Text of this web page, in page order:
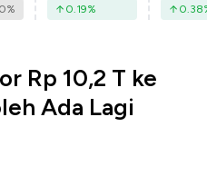
0% 0.19% 0.38
Rp 10,2 T ke
Ada Lagi